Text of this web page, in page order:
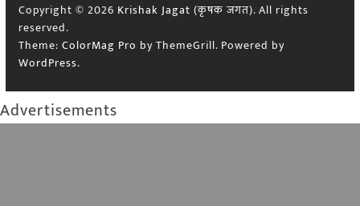
Copyright © 2026 Krishak Jagat (कृषक जगत). All rights
reserved.
Theme: ColorMag Pro by ThemeGrill. Powered by
WordPress.
Advertisements